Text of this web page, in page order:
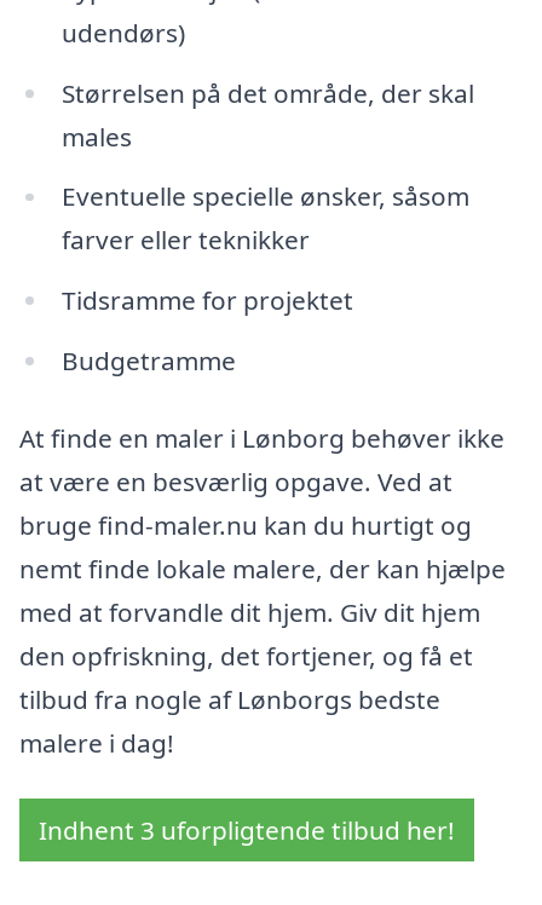
udendørs)
Størrelsen på det område, der skal
males
Eventuelle specielle ønsker, såsom
farver eller teknikker
Tidsramme for projektet
Budgetramme
At finde en maler i Lønborg behøver ikke
at være en besværlig opgave. Ved at
bruge find-maler.nu kan du hurtigt og
nemt finde lokale malere, der kan hjælpe
med at forvandle dit hjem. Giv dit hjem
den opfriskning, det fortjener, og få et
tilbud fra nogle af Lønborgs bedste
malere i dag!
Indhent 3 uforpligtende tilbud her!